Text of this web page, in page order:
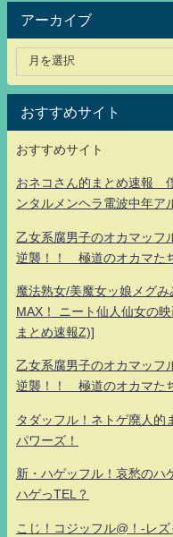
アーカイブ
おすすめサイト
おすすめサイト
おネコさん的まとめ速報
ンタルメンヘラ電波中年ア
乙女系腐男子のオカマッ
逆襲！！ 極道のオカマた
魔法熟女/美魔女ッ娘メグ
MAX！ ニート仙人仙女の
まとめ速報Z)]
乙女系腐男子のオカマッ
逆襲！！ 極道のオカマた
タダッフル！ネトゲ廃人的
パワーズ！
新・ハゲッフル！哀愁のハ
ハゲっTEL？
こじ！コジッフル@！-レ